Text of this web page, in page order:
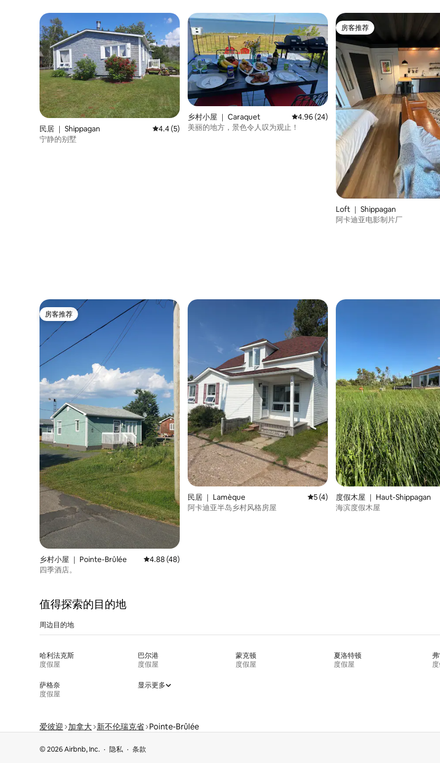
民居 ｜ Shippagan 平均评分 4.4 分（满分 5 分），共 5 条评价
4.4 (5)
宁静的别墅
乡村小屋 ｜ Caraquet 平均评分 4.96 分（满分 5 分），共 24 条评价
4.96 (24)
美丽的地方，景色令人叹为观止！
房客推荐
房客推荐
Loft ｜ Shippagan
阿卡迪亚电影制片厂
房客推荐
房客推荐
乡村小屋 ｜ Pointe-Brûlée 平均评分 4.88 分（满分 5 分），共 48 条评价
4.88 (48)
四季酒店。
民居 ｜ Lamèque 平均评分 5 分（满分 5 分），共 4 条评价
5 (4)
阿卡迪亚半岛乡村风格房屋
度假木屋 ｜ Haut-Shippagan
海滨度假木屋
值得探索的目的地
周边目的地
哈利法克斯
度假屋
巴尔港
度假屋
蒙克顿
度假屋
夏洛特顿
度假屋
萨格奈
度假屋
显示更多
爱彼迎 加拿大 新不伦瑞克省 Pointe-Brûlée
© 2026 Airbnb, Inc. 隐私 条款